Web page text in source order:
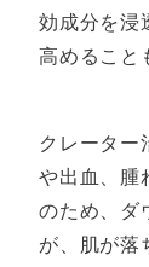
効成分を浸
高めること
クレーター
や出血、腫
のため、ダ
が、肌が落